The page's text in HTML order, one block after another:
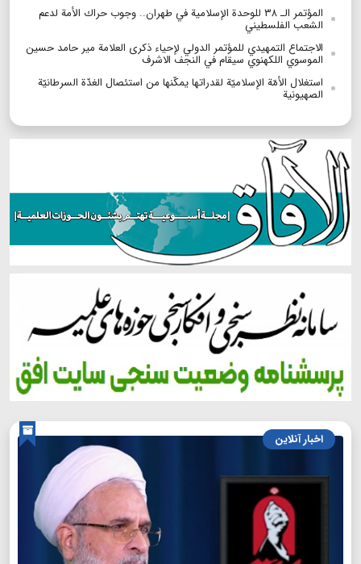
المؤتمر الـ ۳۸ للوحدة الإسلامية في طهران.. وجوب حراك الأمة لدعم
الشعب الفلسطيني
الاجتماع التمهيدي للمؤتمر الدولي لإحياء ذكرى العلامة مير حامد حسين
الموسوي ‏اللكهنوي سيقام في النجف الاشرف
استغلال الأمّة الإسلاميّة لقدراتها يمكّنها من استئصال الغدّة السرطانيّة
الصهيونية
اخبار آنلاین